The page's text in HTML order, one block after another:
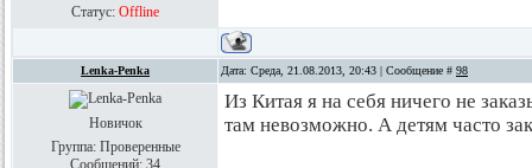
Статус: Offline
Lenka-Penka Дата: Среда, 21.08.2013, 20:43 | Сообщение # 98
Новичок
Группа: Проверенные
Сообщений: 34
Из Китая я на себя ничего не
там невозможно. А детям часто